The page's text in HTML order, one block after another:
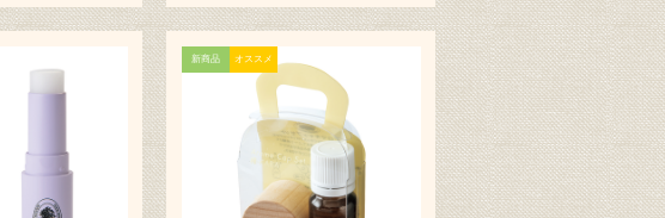
新商品 オススメ